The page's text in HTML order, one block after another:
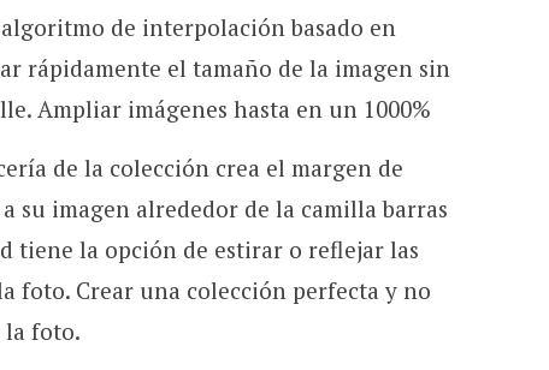
de interpolación basado en
rápidamente el tamaño de la imagen sin
Ampliar imágenes hasta en un 1000%
de la colección crea el margen de
su imagen alrededor de la camilla barras
tiene la opción de estirar o reflejar las
foto. Crear una colección perfecta y no
la foto.